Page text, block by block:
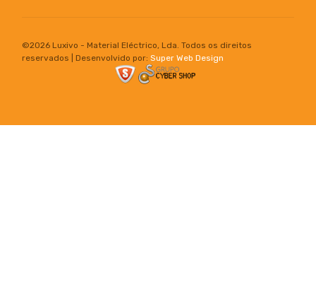
©2026 Luxivo - Material Eléctrico, Lda. Todos os direitos
reservados | Desenvolvido por: Super Web Design